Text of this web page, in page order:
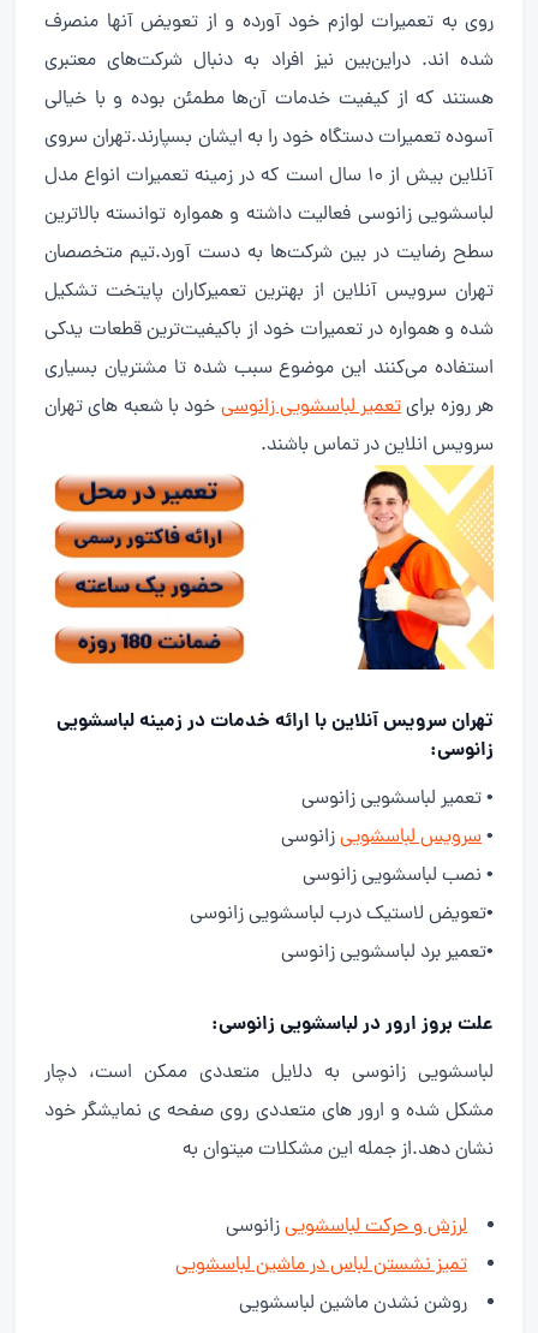
روی به تعمیرات لوازم خود آورده و از تعویض آنها منصرف
شده اند. دراین‌بین نیز افراد به دنبال شرکت‌های معتبری
هستند که از کیفیت خدمات آن‌ها مطمئن بوده و با خیالی
آسوده تعمیرات دستگاه خود را به ایشان بسپارند.تهران سروی
آنلاین بیش از ۱۰ سال است که در زمینه تعمیرات انواع مدل
لباسشویی زانوسی فعالیت داشته و همواره توانسته بالاترین
سطح رضایت در بین شرکت‌ها به دست آورد.تیم متخصصان
تهران سرویس آنلاین از بهترین تعمیرکاران پایتخت تشکیل
شده و همواره در تعمیرات خود از باکیفیت‌ترین قطعات یدکی
استفاده می‌کنند این موضوع سبب شده تا مشتریان بسیاری
هر روزه برایتعمیر لباسشویی زانوسی خود با شعبه های تهران
سرویس انلاین در تماس باشند.
تهران سرویس آنلاین با ارائه خدمات در زمینه لباسشویی
زانوسی:
• تعمیر لباسشویی زانوسی
•سرویس لباسشوییزانوسی
• نصب لباسشویی زانوسی
•تعویض لاستیک درب لباسشویی زانوسی
•تعمیر برد لباسشویی زانوسی
علت بروز ارور در لباسشویی زانوسی:
لباسشویی زانوسی به دلایل متعددی ممکن است، دچار
مشکل شده و ارور های متعددی روی صفحه ی نمایشگر خود
نشان دهد.از جمله این مشکلات میتوان به
لرزش و حرکت لباسشوییزانوسی
تمیز نشستن لباس در ماشین لباسشویی
روشن نشدن ماشین لباسشویی